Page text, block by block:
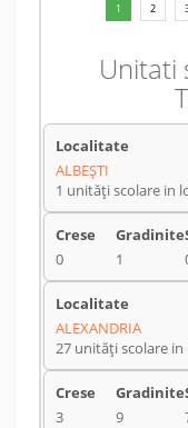
1 2
Unitati
ALBEŞTI
1 unități scolare in
0 1
ALEXANDRIA
27 unități scolare
3 9